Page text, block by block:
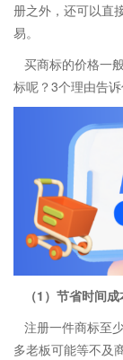
册之外，还可以直
易。
买商标的价格一
标呢？3个理由告诉
（1）节省时间
注册一件商标至
多老板可能等不及